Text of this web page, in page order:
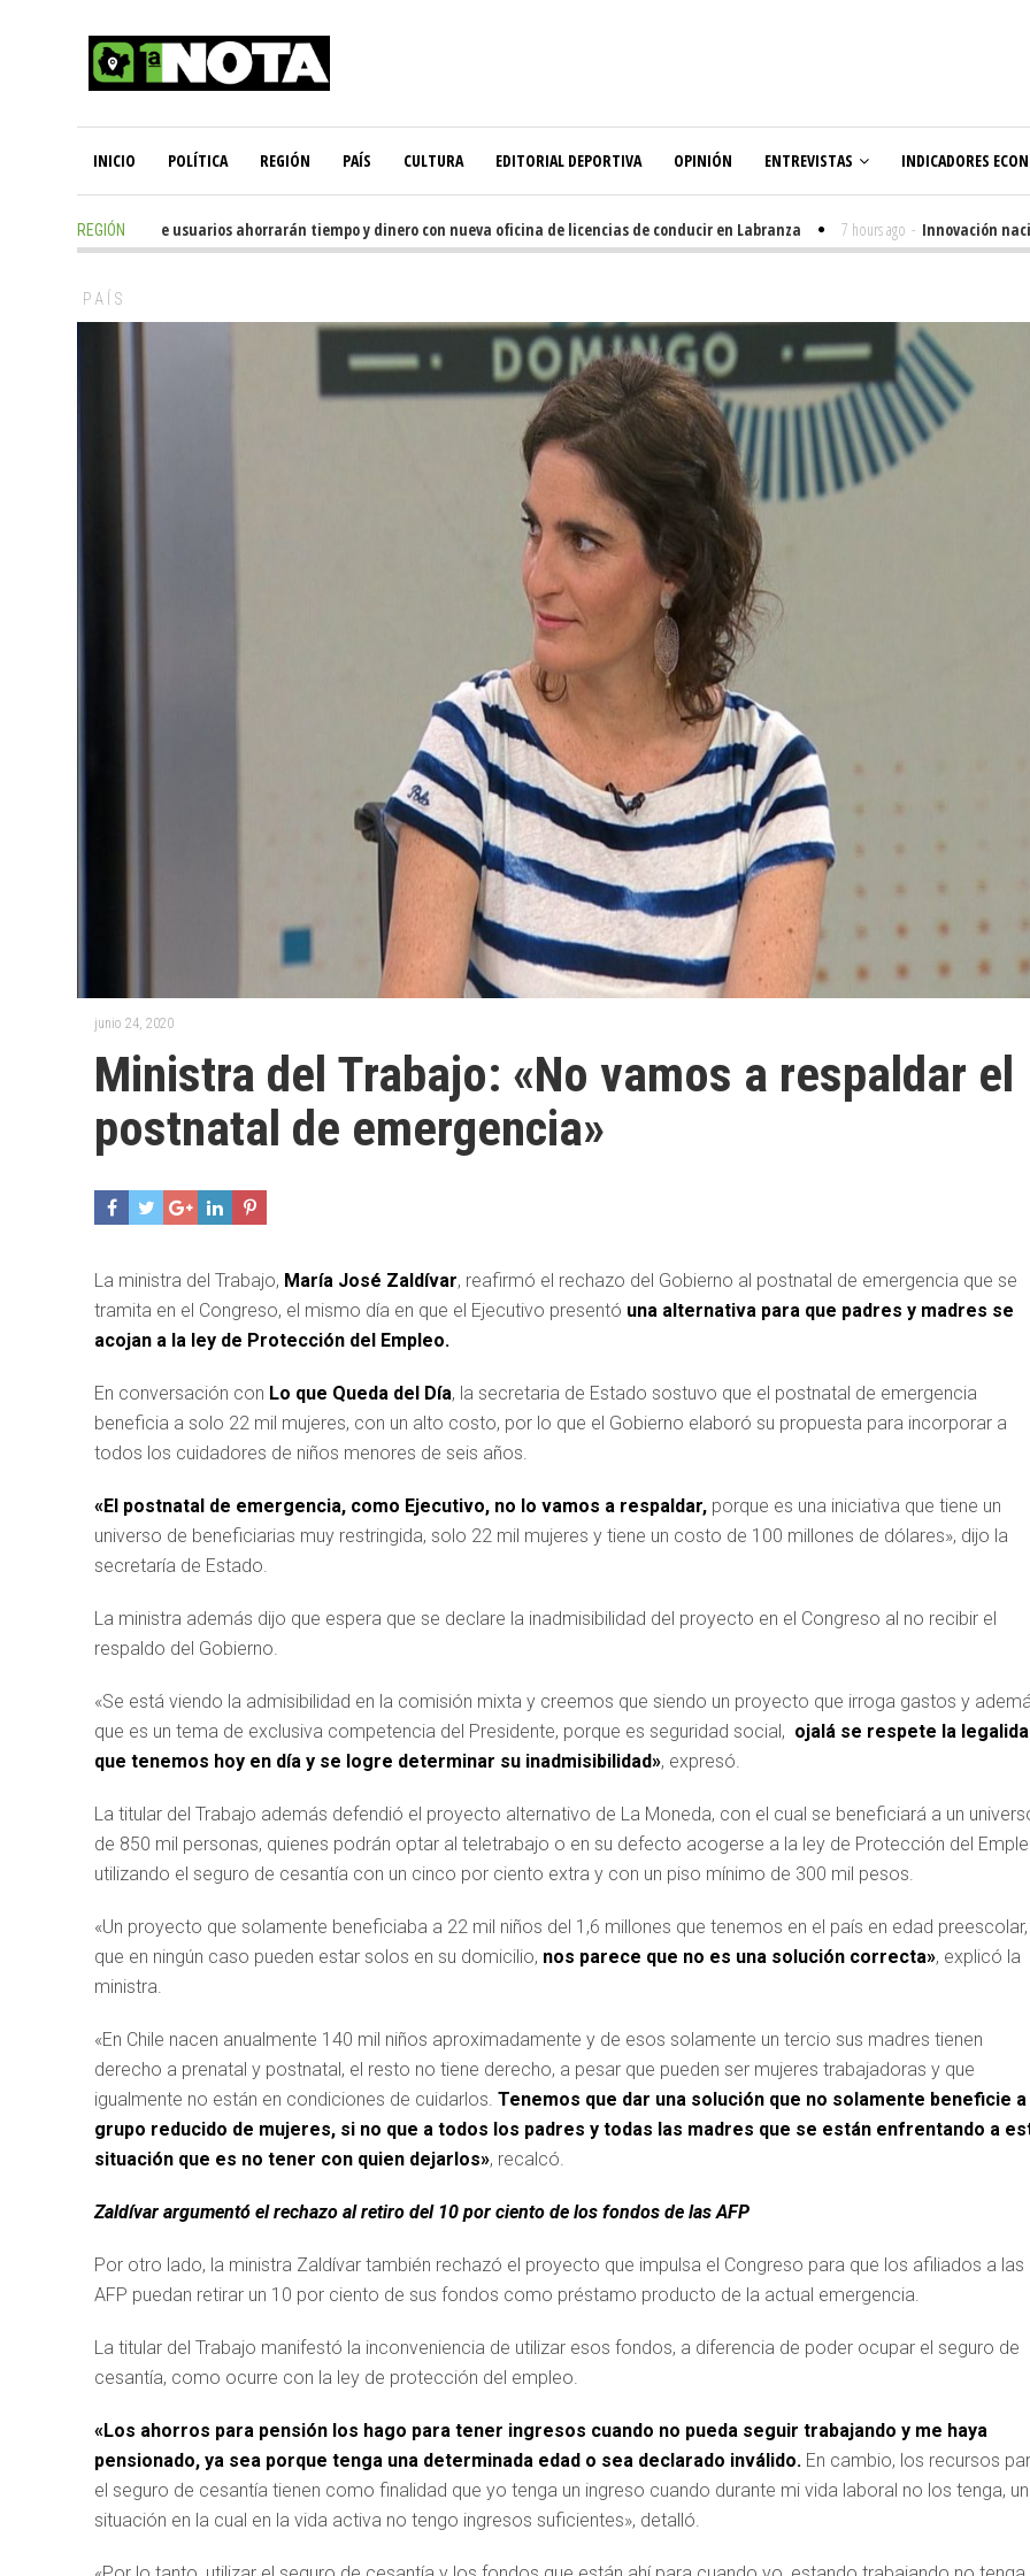
INICIO POLÍTICA REGIÓN PAÍS CULTURA EDITORIAL DEPORTIVA OPINIÓN ENTREVISTAS INDICADORES
REGIÓN
- Miles de usuarios ahorrarán tiempo y dinero con nueva oficina de licencias de conducir en Labranza 7 hours ago - Innovación nacida
PAÍS
junio 24, 2020
Ministra del Trabajo: «No vamos a respaldar el
postnatal de emergencia»
La ministra del Trabajo, María José Zaldívar, reafirmó el rechazo del Gobierno al postnatal de emergencia que se
tramita en el Congreso, el mismo día en que el Ejecutivo presentó una alternativa para que padres y madres se
acojan a la ley de Protección del Empleo.
En conversación con Lo que Queda del Día, la secretaria de Estado sostuvo que el postnatal de emergencia
beneficia a solo 22 mil mujeres, con un alto costo, por lo que el Gobierno elaboró su propuesta para incorporar a
todos los cuidadores de niños menores de seis años.
«El postnatal de emergencia, como Ejecutivo, no lo vamos a respaldar, porque es una iniciativa que tiene un
universo de beneficiarias muy restringida, solo 22 mil mujeres y tiene un costo de 100 millones de dólares», dijo la
secretaría de Estado.
La ministra además dijo que espera que se declare la inadmisibilidad del proyecto en el Congreso al no recibir el
respaldo del Gobierno.
«Se está viendo la admisibilidad en la comisión mixta y creemos que siendo un proyecto que irroga gastos y
que es un tema de exclusiva competencia del Presidente, porque es seguridad social, ojalá se respete la
que tenemos hoy en día y se logre determinar su inadmisibilidad», expresó.
La titular del Trabajo además defendió el proyecto alternativo de La Moneda, con el cual se beneficiará a un
de 850 mil personas, quienes podrán optar al teletrabajo o en su defecto acogerse a la ley de Protección del
utilizando el seguro de cesantía con un cinco por ciento extra y con un piso mínimo de 300 mil pesos.
«Un proyecto que solamente beneficiaba a 22 mil niños del 1,6 millones que tenemos en el país en edad preescolar,
que en ningún caso pueden estar solos en su domicilio, nos parece que no es una solución correcta», explicó la
ministra.
«En Chile nacen anualmente 140 mil niños aproximadamente y de esos solamente un tercio sus madres tienen
derecho a prenatal y postnatal, el resto no tiene derecho, a pesar que pueden ser mujeres trabajadoras y que
igualmente no están en condiciones de cuidarlos. Tenemos que dar una solución que no solamente beneficie a
grupo reducido de mujeres, si no que a todos los padres y todas las madres que se están enfrentando a
situación que es no tener con quien dejarlos», recalcó.
Zaldívar argumentó el rechazo al retiro del 10 por ciento de los fondos de las AFP
Por otro lado, la ministra Zaldívar también rechazó el proyecto que impulsa el Congreso para que los afiliados a las
AFP puedan retirar un 10 por ciento de sus fondos como préstamo producto de la actual emergencia.
La titular del Trabajo manifestó la inconveniencia de utilizar esos fondos, a diferencia de poder ocupar el seguro de
cesantía, como ocurre con la ley de protección del empleo.
«Los ahorros para pensión los hago para tener ingresos cuando no pueda seguir trabajando y me haya
pensionado, ya sea porque tenga una determinada edad o sea declarado inválido. En cambio, los recursos
el seguro de cesantía tienen como finalidad que yo tenga un ingreso cuando durante mi vida laboral no los tenga,
situación en la cual en la vida activa no tengo ingresos suficientes», detalló.